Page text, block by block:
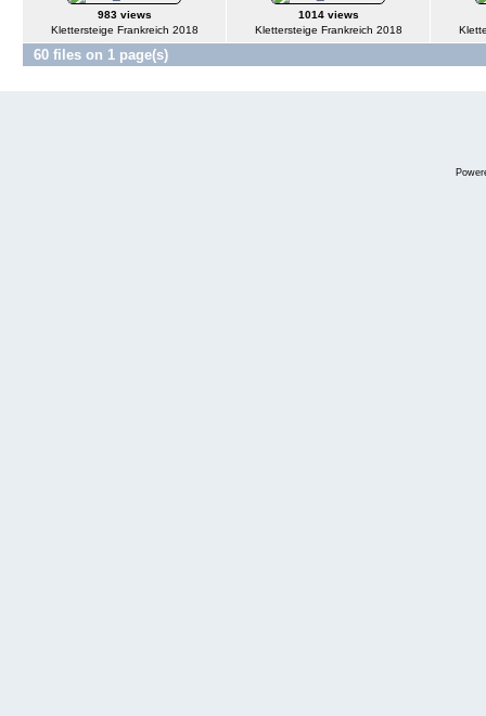
983 views
Klettersteige Frankreich 2018
1014 views
Klettersteige Frankreich 2018
60 files on 1 page(s)